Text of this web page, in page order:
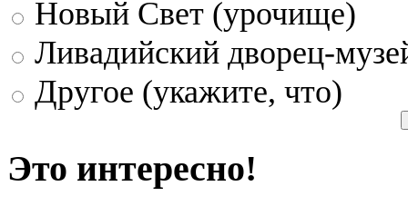
Новый Свет (урочище)
Ливадийский дворец-
Другое (укажите, что)
Это интересно!